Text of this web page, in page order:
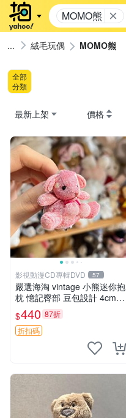
MOMO熊
絨毛玩偶 MOMO熊
全部
分類
最新上架 價格
影視動漫CD專輯DVD 57
嚴選海淘 vintage 小熊迷你抱
枕 憶記臀部 豆包設計 4cm
高 推薦收藏 迷你豆包小熊、
高臀部、豆袋抱枕
$440 87折
折扣碼